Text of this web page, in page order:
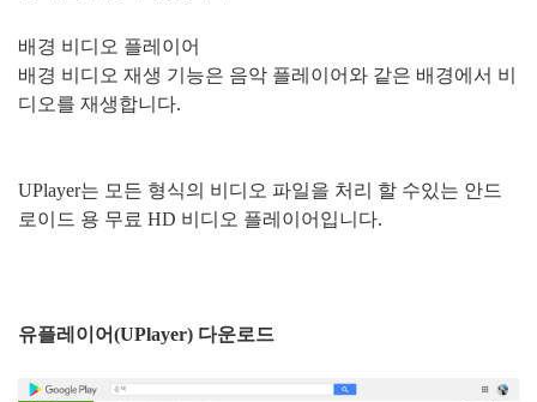
배경 비디오 플레이어
배경 비디오 재생 기능은 음악 플레이어와 같은 배경에서 비
디오를 재생합니다.
UPlayer는 모든 형식의 비디오 파일을 처리 할 수있는 안드
로이드 용 무료 HD 비디오 플레이어입니다.
유플레이어(UPlayer) 다운로드